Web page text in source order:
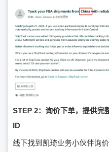
STEP 2：询价下单，提供
ID
线下找到凯琦业务小伙伴询